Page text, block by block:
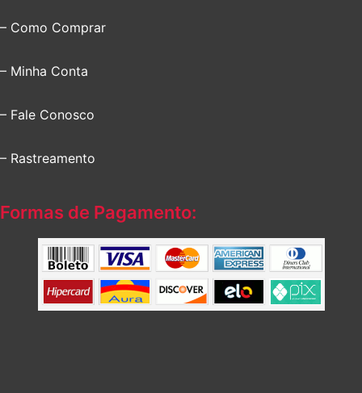
– Como Comprar
– Minha Conta
– Fale Conosco
– Rastreamento
Formas de Pagamento: